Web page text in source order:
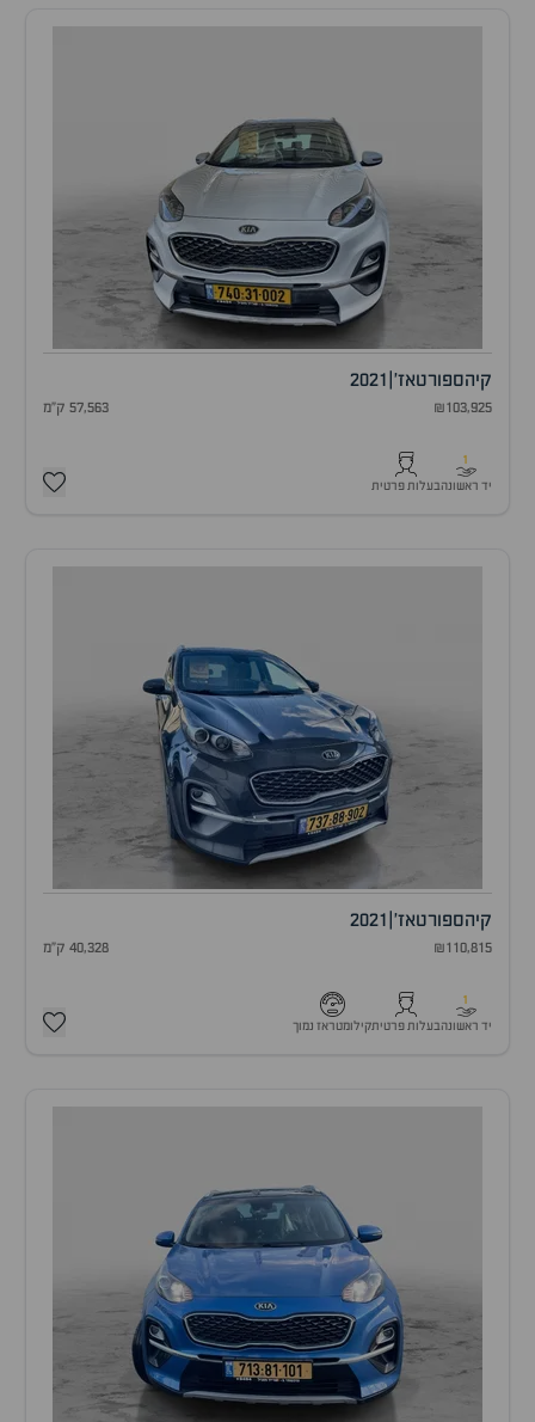
קיהספורטאז' 2021
₪103,925 57,563 ק"מ
1
יד ראשונהבעלות פרטית
קיהספורטאז' 2021
₪110,815 40,328 ק"מ
1
יד ראשונהבעלות פרטיתקילומטראז נמוך